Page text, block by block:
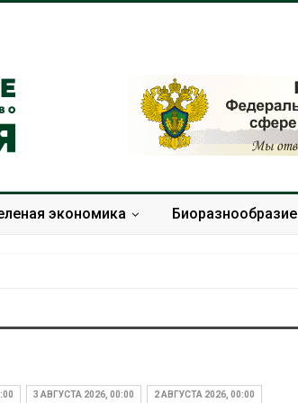
экономика Биоразнообразие
3 АВГУСТА 2026, 00:00 2 АВГУСТА 2026, 00:00
последствия разлива
химикатов после пожара